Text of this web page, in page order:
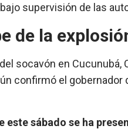
supervisión de las
de la
socavón en
confirmó el
sábado se ha